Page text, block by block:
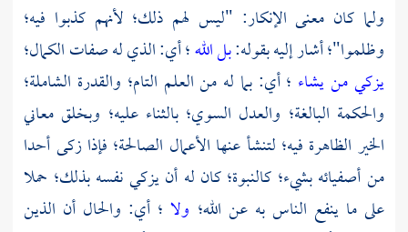
ولما كان معنى الإنكار: "ليس لهم ذلك؛ لأنهم كذبوا فيه؛
وظلموا"؛ أشار إليه بقوله:بل الله؛ أي: الذي له صفات الكمال؛
يزكي من يشاء ؛ أي: بما له من العلم التام؛ والقدرة الشاملة؛
والحكمة البالغة؛ والعدل السوي؛ بالثناء عليه؛ وبخلق معاني
الخير الظاهرة فيه؛ لتنشأ عنها الأعمال الصالحة؛ فإذا زكى أحدا
من أصفيائه بشيء؛ كالنبوة؛ كان له أن يزكي نفسه بذلك؛ حملا
على ما ينفع الناس به عن الله؛ ولا ؛ أي: والحال أن الذين